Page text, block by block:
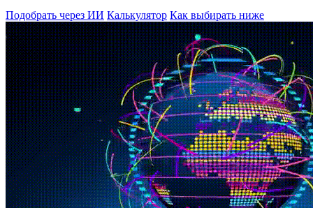
Подобрать через ИИ Калькулятор Как выбирать ниже